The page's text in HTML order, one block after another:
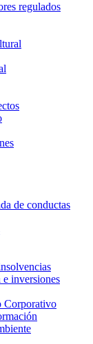
regulados
de conductas
inversiones
Corporativo